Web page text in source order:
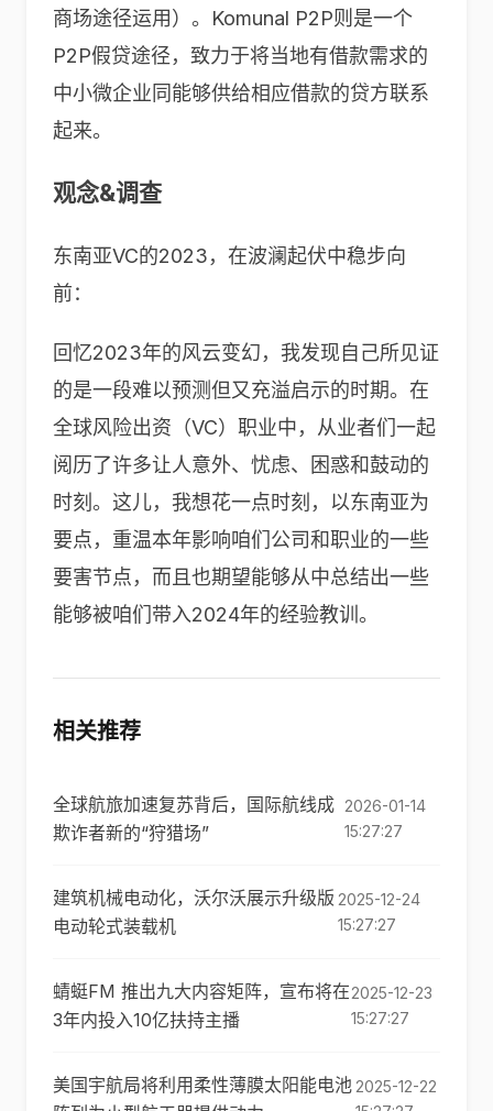
商场途径运用）。Komunal P2P则是一个
P2P假贷途径，致力于将当地有借款需求的
中小微企业同能够供给相应借款的贷方联系
起来。
观念&调查
东南亚VC的2023，在波澜起伏中稳步向
前：
回忆2023年的风云变幻，我发现自己所见证
的是一段难以预测但又充溢启示的时期。在
全球风险出资（VC）职业中，从业者们一起
阅历了许多让人意外、忧虑、困惑和鼓动的
时刻。这儿，我想花一点时刻，以东南亚为
要点，重温本年影响咱们公司和职业的一些
要害节点，而且也期望能够从中总结出一些
能够被咱们带入2024年的经验教训。
相关推荐
全球航旅加速复苏背后，国际航线成
欺诈者新的“狩猎场”
2026-01-14
15:27:27
建筑机械电动化，沃尔沃展示升级版
电动轮式装载机
2025-12-24
15:27:27
蜻蜓FM 推出九大内容矩阵，宣布将在
3年内投入10亿扶持主播
2025-12-23
15:27:27
美国宇航局将利用柔性薄膜太阳能电池 2025-12-22